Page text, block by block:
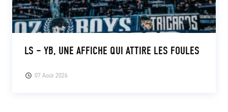
07 Août 2026
LS – YB, UNE AFFICHE QUI ATTIRE LES FOULES